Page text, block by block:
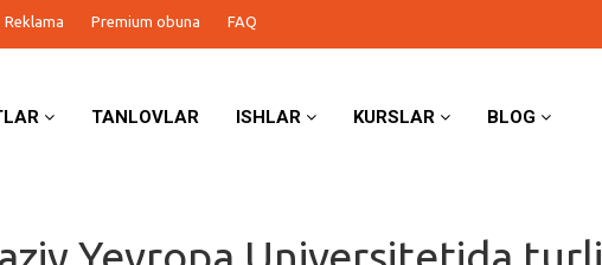
Reklama Premium obuna FAQ
TANLOVLAR ISHLAR KURSLAR BLOG